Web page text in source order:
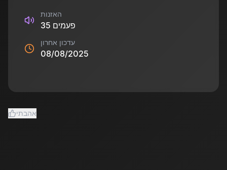
האזנות
35 פעמים
עדכון אחרון
08/08/2025
אהבתי